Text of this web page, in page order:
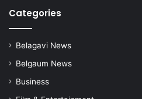
Categories
Belagavi News
Belgaum News
Business